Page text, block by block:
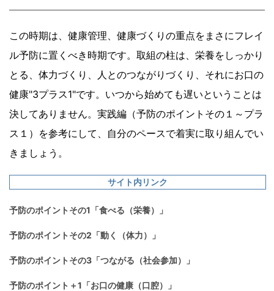
この時期は、健康管理、健康づくりの重点をまさにフレイ
ル予防に置くべき時期です。取組の柱は、栄養をしっかり
とる、体力づくり、人とのつながりづくり、それにお口の
健康"3プラス1"です。いつから始めても遅いということは
決してありません。実践編（予防のポイントその１～プラ
ス１）を参考にして、自分のペースで着実に取り組んでい
きましょう。
サイト内リンク
予防のポイントその1「食べる（栄養）」
予防のポイントその2「動く（体力）」
予防のポイントその3「つながる（社会参加）」
予防のポイント＋1「お口の健康（口腔）」